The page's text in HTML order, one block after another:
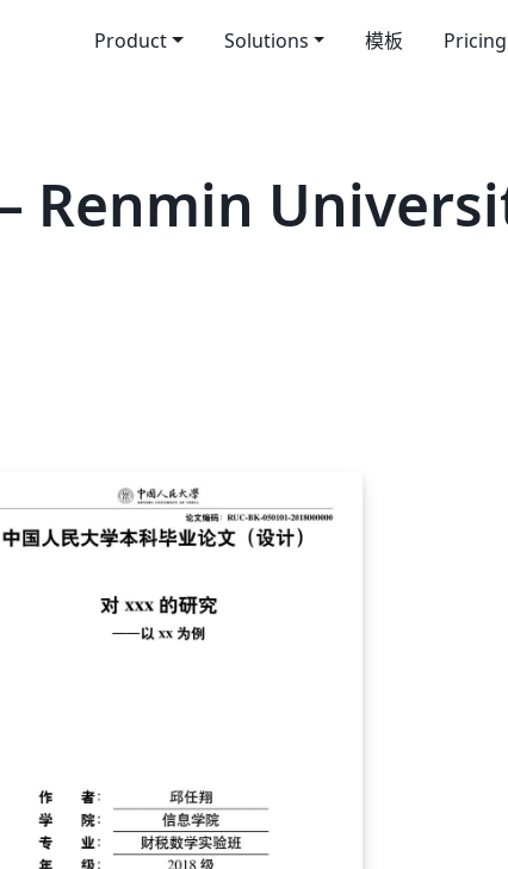
Product Solutions 模板 Pricing
Renmin